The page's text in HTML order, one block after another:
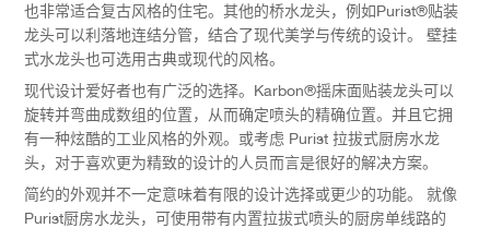
也非常适合复古风格的住宅。其他的桥水龙头，例如Purist®贴装
龙头可以利落地连结分管，结合了现代美学与传统的设计。 壁挂
式水龙头也可选用古典或现代的风格。
现代设计爱好者也有广泛的选择。Karbon®摇床面贴装龙头可以
旋转并弯曲成数组的位置，从而确定喷头的精确位置。并且它拥
有一种炫酷的工业风格的外观。或考虑 Purist 拉拔式厨房水龙
头，对于喜欢更为精致的设计的人员而言是很好的解决方案。
简约的外观并不一定意味着有限的设计选择或更少的功能。 就像
Purist厨房水龙头，可使用带有内置拉拔式喷头的厨房单线路的